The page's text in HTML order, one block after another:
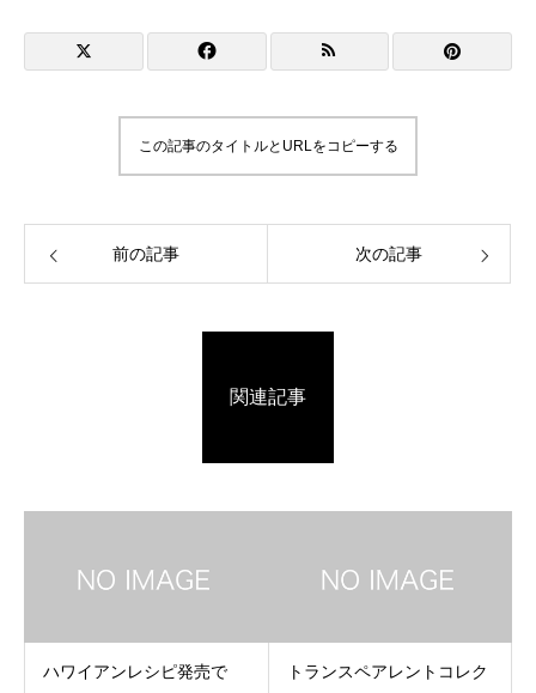
この記事のタイトルとURLをコピーする
前の記事 次の記事
関連記事
ハワイアンレシピ発売で
トランスペアレントコレク